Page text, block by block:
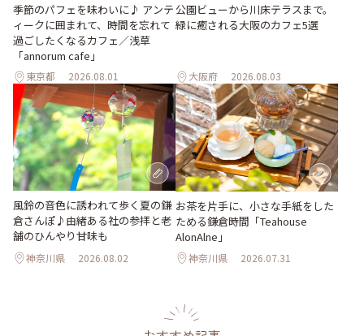
季節のパフェを味わいに♪ アンテ
ィークに囲まれて、時間を忘れて
過ごしたくなるカフェ／浅草
「annorum cafe」
東京都 2026.08.01
公園ビューから川床テラスまで。
緑に癒される大阪のカフェ5選
大阪府 2026.08.03
風鈴の音色に誘われて歩く夏の鎌
倉さんぽ♪由緒ある社の参拝と老
舗のひんやり甘味も
神奈川県 2026.08.02
お茶を片手に、小さな手紙をした
ためる鎌倉時間「Teahouse
AlonAlne」
神奈川県 2026.07.31